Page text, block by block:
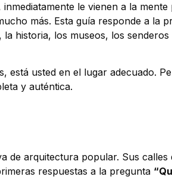
le vienen a la mente
más. Esta guía responde a la
historia, los museos, los
está usted en el lugar adecuado.
y auténtica.
de arquitectura popular. Sus calles
respuestas a la pregunta